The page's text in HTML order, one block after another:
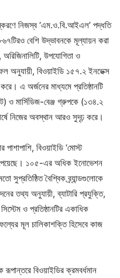
নিজস্ব ‘এম.ও.বি.আইএল’ পদ্ধতি
বেশি উদ্ভাবনকে মূল্যায়ন করা
উপযোগিতা ও
অনুযায়ী, বিওয়াইডি ১৫৭.২ ইনডেক্স
এ অর্জনের মাধ্যমে প্রতিষ্ঠানটি
ও মার্সিডিজ-বেঞ্জ গ্রুপকে (১৩৪.২
নিজের অবস্থান আরও সুদৃঢ় করে।
বিওয়াইডি ‘মোস্ট
১০৫-এর অধিক ইনোভেশন
সুপ্রতিষ্ঠিত বৈশ্বিক ব্র্যান্ডগুলোকে
তথ্য অনুযায়ী, ব্যাটারি প্রযুক্তি,
ও প্রতিষ্ঠানটির একাধিক
মূল চালিকাশক্তি হিসেবে কাজ
রূপান্তরে বিওয়াইডির ক্রমবর্ধমান